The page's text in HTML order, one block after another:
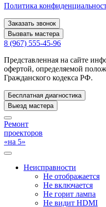
Политика
Заказать звонок
Вызвать мастера
8 (967) 555-45-96
Представленная на сайте
офертой, определяемой
Гражданского кодекса РФ.
Бесплатная диагностика
Выезд мастера
Ремонт
проекторов
«на 5»
Неисправности
Не отображается
Не включается
Не горит лампа
Не видит HDMI